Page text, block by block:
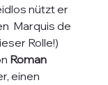
nützt er
Marquis de
Rolle!)
Roman
einen